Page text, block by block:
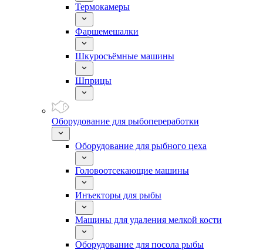
Термокамеры
Фаршемешалки
Шкуросъёмные машины
Шприцы
Оборудование для рыбопереработки
Оборудование для рыбного цеха
Головоотсекающие машины
Инъекторы для рыбы
Машины для удаления мелкой кости
Оборудование для посола рыбы